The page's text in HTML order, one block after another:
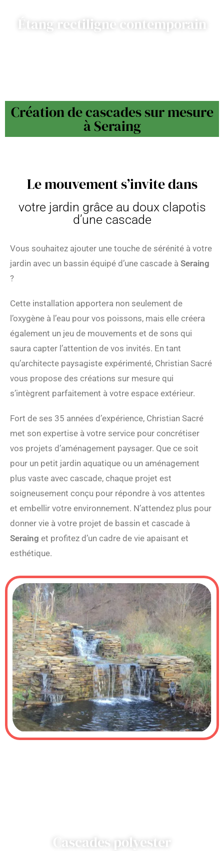
Étang rectiligne contemporain
Création de cascades sur mesure
à Seraing
Le mouvement s’invite dans
votre jardin grâce au doux clapotis
d’une cascade
Vous souhaitez ajouter une touche de sérénité à votre
jardin avec un bassin équipé d’une cascade à Seraing
?
Cette installation apportera non seulement de
l’oxygène à l’eau pour vos poissons, mais elle créera
également un jeu de mouvements et de sons qui
saura capter l’attention de vos invités. En tant
qu’architecte paysagiste expérimenté, Christian Sacré
vous propose des créations sur mesure qui
s’intègrent parfaitement à votre espace extérieur.
Fort de ses 35 années d’expérience, Christian Sacré
met son expertise à votre service pour concrétiser
vos projets d’aménagement paysager. Que ce soit
pour un petit jardin aquatique ou un aménagement
plus vaste avec cascade, chaque projet est
soigneusement conçu pour répondre à vos attentes
et embellir votre environnement. N’attendez plus pour
donner vie à votre projet de bassin et cascade à
Seraing et profitez d’un cadre de vie apaisant et
esthétique.
Cascades polyester